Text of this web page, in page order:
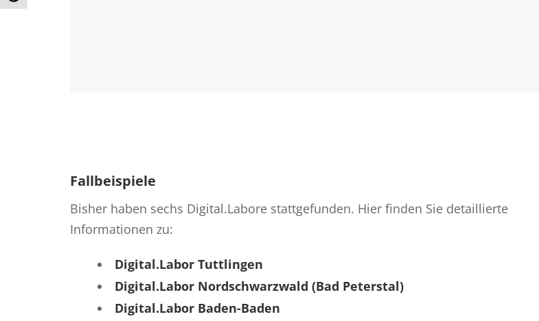
Fallbeispiele
Bisher haben sechs Digital.Labore stattgefunden. Hier finden Sie detaillierte
Informationen zu:
Digital.Labor Tuttlingen
Digital.Labor Nordschwarzwald (Bad Peterstal)
Digital.Labor Baden-Baden